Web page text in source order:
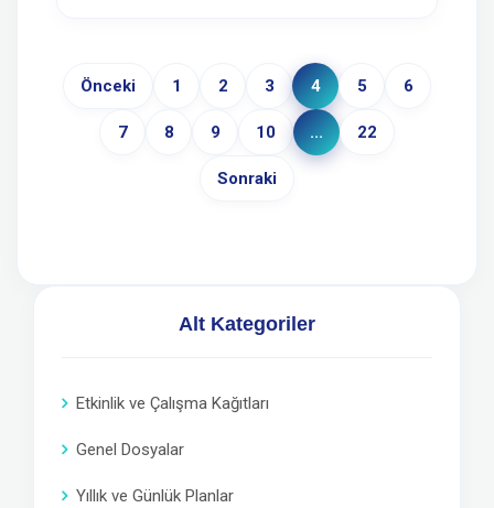
Önceki 1 2 3 4 5 6
7 8 9 10 ... 22
Sonraki
Alt Kategoriler
Etkinlik ve Çalışma Kağıtları
Genel Dosyalar
Yıllık ve Günlük Planlar